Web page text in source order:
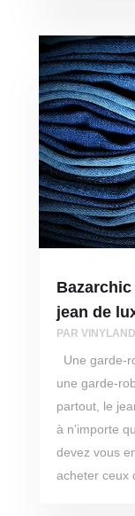
jean de
PAR VINYLAND
Une garde-
une garde-
partout, le
à n’importe
devez vous
acheter ceux